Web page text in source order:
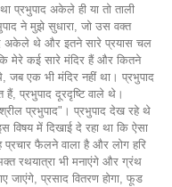
प्रभुपाद अकेले ही या तो ताली
ने मुझे सुधारा, जो उस वक्त
अकेले थे और इतने सारे प्रयास चल
मेरे कई सारे मंदिर हैं और कितने
एक भी मंदिर नहीं था। प्रभुपाद
प्रभुपाद दूरदृष्टि वाले थे।
श्रील प्रभुपाद"। प्रभुपाद देख रहे थे
विषय में दिखाई दे रहा था कि ऐसा
प्रचार फैलने वाला है और लोग हरि
रथयात्रा भी मनाएंगे और ग्रंथ
जाएंगे, प्रसाद वितरण होगा, फूड